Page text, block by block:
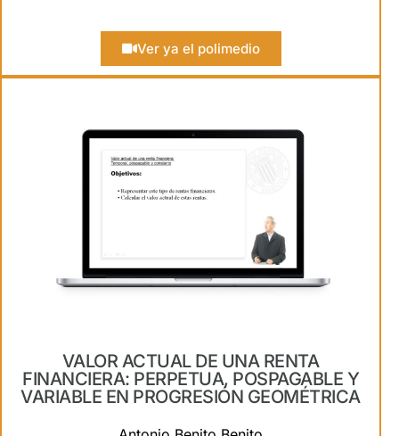
Ver ya el polimedio
VALOR ACTUAL DE UNA RENTA
FINANCIERA: PERPETUA, POSPAGABLE Y
VARIABLE EN PROGRESIÓN GEOMÉTRICA